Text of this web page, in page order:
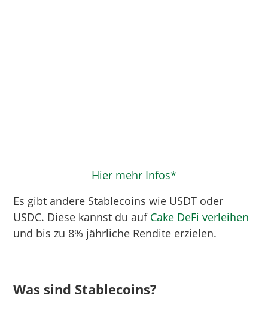
Hier mehr Infos*
Es gibt andere Stablecoins wie USDT oder
USDC. Diese kannst du auf Cake DeFi verleihen
und bis zu 8% jährliche Rendite erzielen.
Was sind Stablecoins?